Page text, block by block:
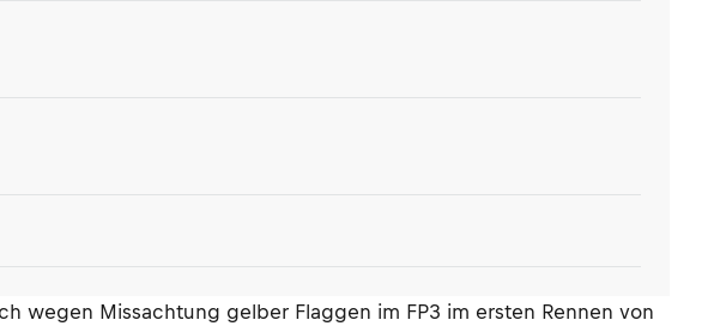
wegen Missachtung gelber Flaggen im FP3 im ersten Rennen von